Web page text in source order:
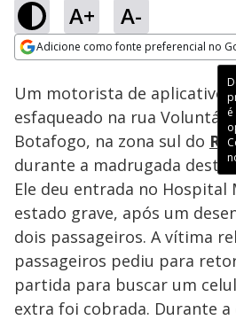
A+ A-
Adicione como fonte preferencial no
Ativar
Loaded
30.25%
Um motorista de aplicativo
esfaqueado na rua
Botafogo, na zona sul do
durante a madrugada desta
Ele deu entrada no Hospital
estado grave, após um
dois passageiros. A vítima
passageiros pediu para
partida para buscar um
extra foi cobrada. Durante a